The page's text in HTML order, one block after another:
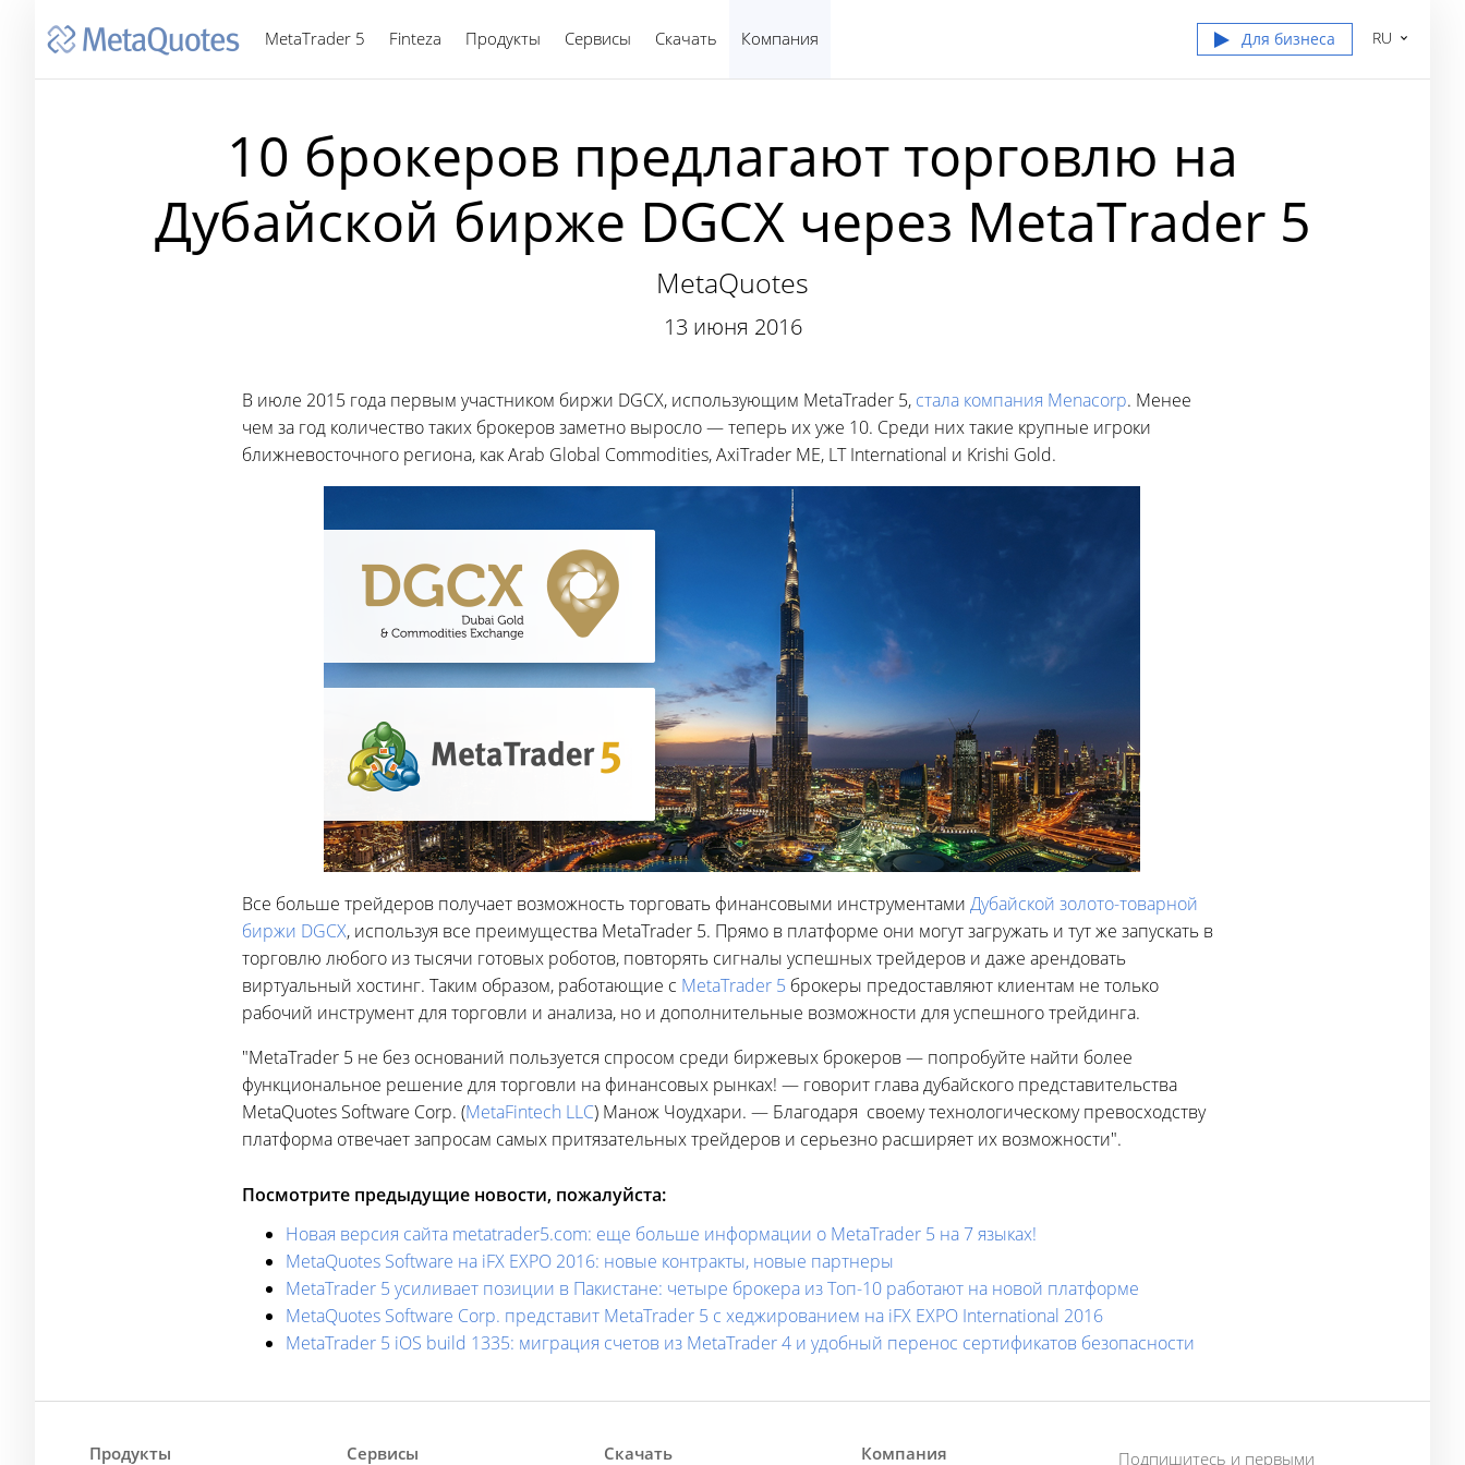
MetaTrader 5 Finteza Продукты Сервисы Скачать Компания Для бизнеса RU
10 брокеров предлагают торговлю на
Дубайской бирже DGCX через MetaTrader 5
MetaQuotes
13 июня 2016
В июле 2015 года первым участником биржи DGCX, использующим MetaTrader 5, стала компания Menacorp. Менее
чем за год количество таких брокеров заметно выросло — теперь их уже 10. Среди них такие крупные игроки
ближневосточного региона, как Arab Global Commodities, AxiTrader ME, LT International и Krishi Gold.
Все больше трейдеров получает возможность торговать финансовыми инструментами Дубайской золото-товарной
биржи DGCX, используя все преимущества MetaTrader 5. Прямо в платформе они могут загружать и тут же запускать в
торговлю любого из тысячи готовых роботов, повторять сигналы успешных трейдеров и даже арендовать
виртуальный хостинг. Таким образом, работающие с MetaTrader 5 брокеры предоставляют клиентам не только
рабочий инструмент для торговли и анализа, но и дополнительные возможности для успешного трейдинга.
"MetaTrader 5 не без оснований пользуется спросом среди биржевых брокеров — попробуйте найти более
функциональное решение для торговли на финансовых рынках! — говорит глава дубайского представительства
MetaQuotes Software Corp. (MetaFintech LLC) Манож Чоудхари. — Благодаря своему технологическому превосходству
платформа отвечает запросам самых притязательных трейдеров и серьезно расширяет их возможности".
Посмотрите предыдущие новости, пожалуйста:
Новая версия сайта metatrader5.com: еще больше информации о MetaTrader 5 на 7 языках!
MetaQuotes Software на iFX EXPO 2016: новые контракты, новые партнеры
MetaTrader 5 усиливает позиции в Пакистане: четыре брокера из Топ-10 работают на новой платформе
MetaQuotes Software Corp. представит MetaTrader 5 с хеджированием на iFX EXPO International 2016
MetaTrader 5 iOS build 1335: миграция счетов из MetaTrader 4 и удобный перенос сертификатов безопасности
Продукты Сервисы Скачать Компания Подпишитесь и первыми